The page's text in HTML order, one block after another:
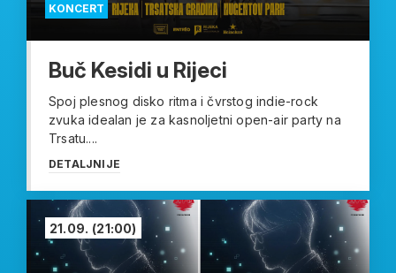
KONCERT
Buč Kesidi u Rijeci
Spoj plesnog disko ritma i čvrstog indie-rock
zvuka idealan je za kasnoljetni open-air party na
Trsatu....
DETALJNIJE
21.09. (21:00)